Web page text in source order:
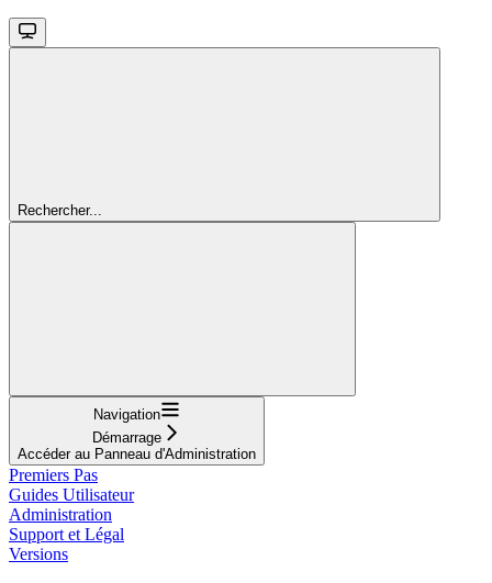
Rechercher...
Navigation
Démarrage
Accéder au Panneau d'Administration
Premiers Pas
Guides Utilisateur
Administration
Support et Légal
Versions